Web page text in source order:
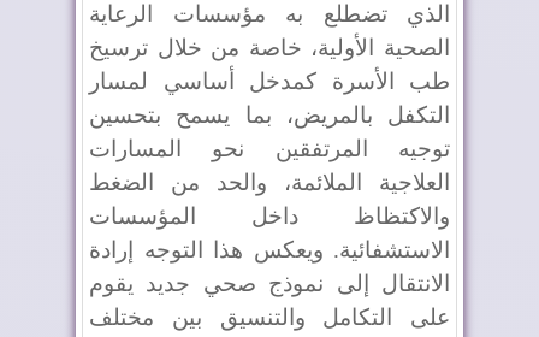
الذي تضطلع به مؤسسات الرعاية
الصحية الأولية، خاصة من خلال ترسيخ
طب الأسرة كمدخل أساسي لمسار
التكفل بالمريض، بما يسمح بتحسين
توجيه المرتفقين نحو المسارات
العلاجية الملائمة، والحد من الضغط
والاكتظاظ داخل المؤسسات
الاستشفائية. ويعكس هذا التوجه إرادة
الانتقال إلى نموذج صحي جديد يقوم
على التكامل والتنسيق بين مختلف